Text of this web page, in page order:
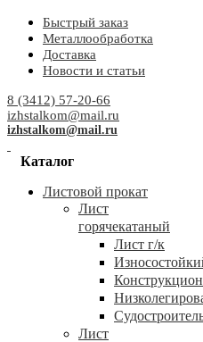
Быстрый заказ
Металлообработка
Доставка
Новости и статьи
8 (3412) 57-20-66
izhstalkom@mail.ru
izhstalkom@mail.ru
Каталог
Листовой прокат
Лист
горячекатаный
Лист г/к
Лист